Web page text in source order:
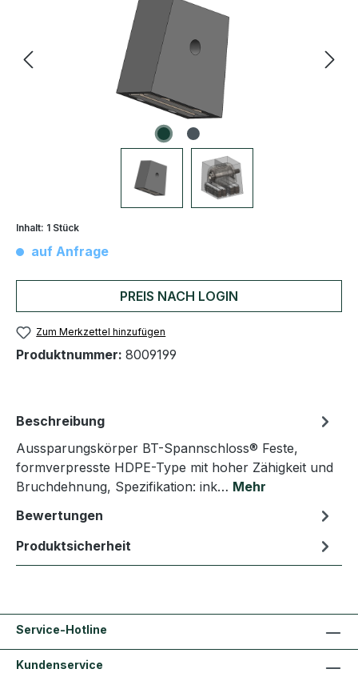
Inhalt: 1 Stück
auf Anfrage
PREIS NACH LOGIN
Zum Merkzettel hinzufügen
Produktnummer: 8009199
Beschreibung
Aussparungskörper BT-Spannschloss® Feste,
formverpresste HDPE-Type mit hoher Zähigkeit und
Bruchdehnung, Spezifikation: ink… Mehr
Bewertungen
Produktsicherheit
Service-Hotline
Kundenservice